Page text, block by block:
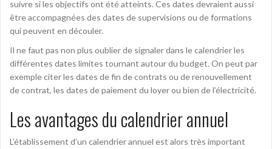
suivre si les objectifs ont été atteints. Ces dates devraient aussi
être accompagnées des dates de supervisions ou de formations
qui peuvent en découler.
Il ne faut pas non plus oublier de signaler dans le calendrier les
différentes dates limites tournant autour du budget. On peut par
exemple citer les dates de fin de contrats ou de renouvellement
de contrat, les dates de paiement du loyer ou bien de l’électricité.
Les avantages du calendrier annuel
L’établissement d’un calendrier annuel est alors très important